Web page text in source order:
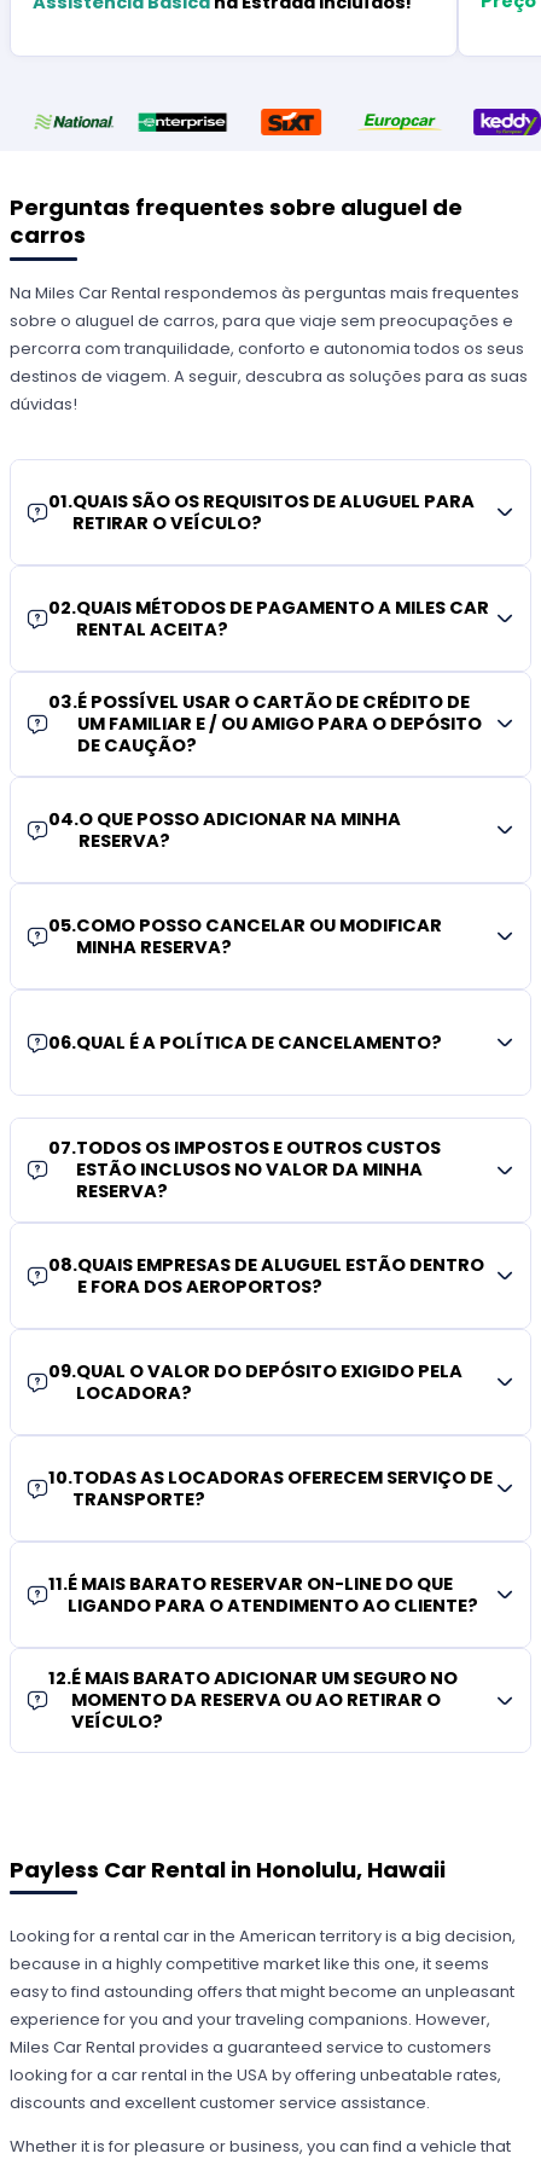
Perguntas frequentes sobre aluguel de
carros
Na Miles Car Rental respondemos às perguntas mais frequentes
sobre o aluguel de carros, para que viaje sem preocupações e
percorra com tranquilidade, conforto e autonomia todos os seus
destinos de viagem. A seguir, descubra as soluções para as suas
dúvidas!
01.QUAIS SÃO OS REQUISITOS DE ALUGUEL PARA
RETIRAR O VEÍCULO?
02.QUAIS MÉTODOS DE PAGAMENTO A MILES CAR
RENTAL ACEITA?
03.É POSSÍVEL USAR O CARTÃO DE CRÉDITO DE
UM FAMILIAR E / OU AMIGO PARA O DEPÓSITO
DE CAUÇÃO?
04.O QUE POSSO ADICIONAR NA MINHA
RESERVA?
05.COMO POSSO CANCELAR OU MODIFICAR
MINHA RESERVA?
06.QUAL É A POLÍTICA DE CANCELAMENTO?
07.TODOS OS IMPOSTOS E OUTROS CUSTOS
ESTÃO INCLUSOS NO VALOR DA MINHA
RESERVA?
08.QUAIS EMPRESAS DE ALUGUEL ESTÃO DENTRO
E FORA DOS AEROPORTOS?
09.QUAL O VALOR DO DEPÓSITO EXIGIDO PELA
LOCADORA?
10.TODAS AS LOCADORAS OFERECEM SERVIÇO DE
TRANSPORTE?
11.É MAIS BARATO RESERVAR ON-LINE DO QUE
LIGANDO PARA O ATENDIMENTO AO CLIENTE?
12.É MAIS BARATO ADICIONAR UM SEGURO NO
MOMENTO DA RESERVA OU AO RETIRAR O
VEÍCULO?
Payless Car Rental in Honolulu, Hawaii
Looking for a rental car in the American territory is a big decision,
because in a highly competitive market like this one, it seems
easy to find astounding offers that might become an unpleasant
experience for you and your traveling companions. However,
Miles Car Rental provides a guaranteed service to customers
looking for a car rental in the USA by offering unbeatable rates,
discounts and excellent customer service assistance.
Whether it is for pleasure or business, you can find a vehicle that